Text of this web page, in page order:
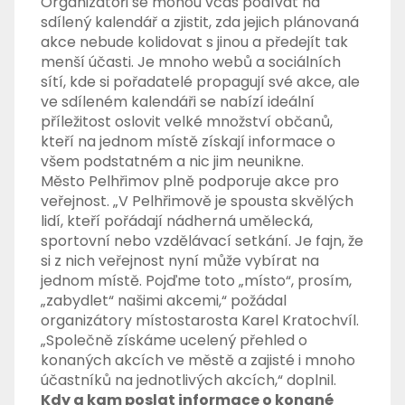
sdílený kalendář a zjistit, zda jejich plánovaná
akce nebude kolidovat s jinou a předejít tak
menší účasti.Je mnoho webů a sociálních
sítí, kde si pořadatelé propagují své akce, ale
ve sdíleném kalendářise nabízí ideální
příležitost oslovit velké množství občanů,
kteří na jednom místě získají informace o
všem podstatném a nic jim neunikne.
Město Pelhřimov plně podporuje akce pro
veřejnost. „V Pelhřimově je spousta skvělých
lidí, kteří pořádají nádherná umělecká,
sportovní nebo vzdělávací setkání. Je fajn, že
si z nich veřejnost nyní může vybírat na
jednom místě. Pojďme toto „místo“, prosím,
„zabydlet“ našimi akcemi,“ požádal
organizátory místostarosta Karel Kratochvíl.
„Společně získáme ucelený přehled o
konaných akcích ve městě a zajisté i mnoho
účastníků na jednotlivých akcích,“ doplnil.
Kdy a kam poslat informace o konané